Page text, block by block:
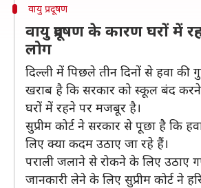
वायु प्रदूषण
वायु प्रदूषण के कारण घरों में
लोग
दिल्ली में पिछले तीन दिनों से हवा की
खराब है कि सरकार को स्कूल बंद
घरों में रहने पर मजबूर है।
सुप्रीम कोर्ट ने सरकार से पूछा है कि
लिए क्या कदम उठाए जा रहे हैं।
पराली जलाने से रोकने के लिए उठाए
जानकारी लेने के लिए सुप्रीम कोर्ट ने